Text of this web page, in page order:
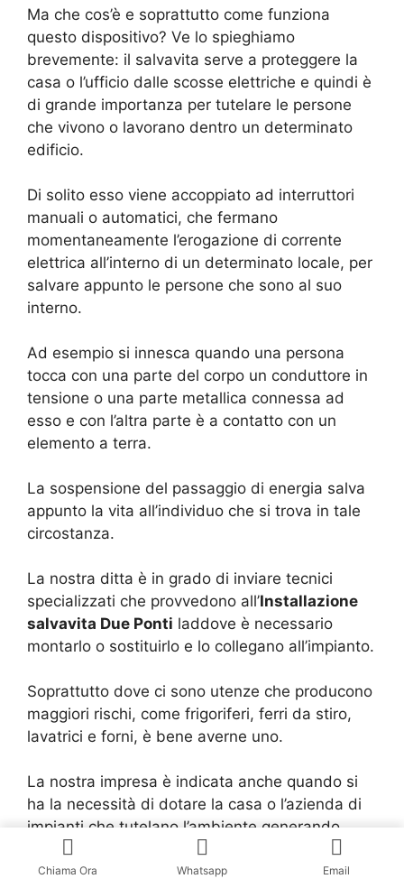
Ma che cos’è e soprattutto come funziona
questo dispositivo? Ve lo spieghiamo
brevemente: il salvavita serve a proteggere la
casa o l’ufficio dalle scosse elettriche e quindi è
di grande importanza per tutelare le persone
che vivono o lavorano dentro un determinato
edificio.
Di solito esso viene accoppiato ad interruttori
manuali o automatici, che fermano
momentaneamente l’erogazione di corrente
elettrica all’interno di un determinato locale, per
salvare appunto le persone che sono al suo
interno.
Ad esempio si innesca quando una persona
tocca con una parte del corpo un conduttore in
tensione o una parte metallica connessa ad
esso e con l’altra parte è a contatto con un
elemento a terra.
La sospensione del passaggio di energia salva
appunto la vita all’individuo che si trova in tale
circostanza.
La nostra ditta è in grado di inviare tecnici
specializzati che provvedono all’Installazione
salvavita Due Ponti laddove è necessario
montarlo o sostituirlo e lo collegano all’impianto.
Soprattutto dove ci sono utenze che producono
maggiori rischi, come frigoriferi, ferri da stiro,
lavatrici e forni, è bene averne uno.
La nostra impresa è indicata anche quando si
ha la necessità di dotare la casa o l’azienda di
impianti che tutelano l’ambiente generando
energia pulita.
Chiama Ora Whatsapp Email